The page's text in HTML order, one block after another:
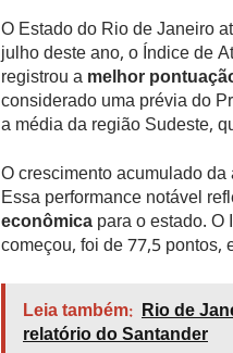
O Estado do Rio de Janeiro
julho deste ano, o Índice de
registrou amelhor
considerado uma prévia do
a média da região Sudeste,
O crescimento acumulado
Essa performance notável
econômicapara o estado.
começou, foi de 77,5
Leia também: Rio de
relatório do Santander